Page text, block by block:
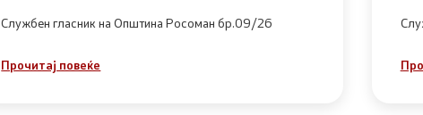
Службен гласник на Општина Росоман бр.09/26
Прочитај повеќе